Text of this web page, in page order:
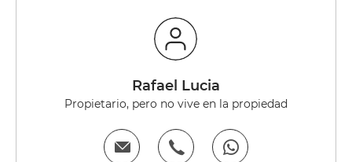
Rafael Lucia
Propietario, pero no vive en la propiedad